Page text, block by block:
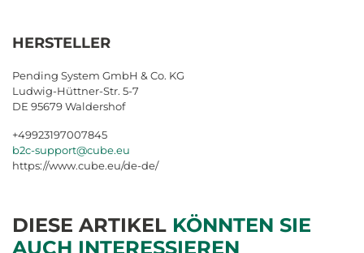
HERSTELLER
Pending System GmbH & Co. KG
Ludwig-Hüttner-Str. 5-7
DE 95679 Waldershof
+49923197007845
b2c-support@cube.eu
https://www.cube.eu/de-de/
DIESE ARTIKEL KÖNNTEN SIE
AUCH INTERESSIEREN